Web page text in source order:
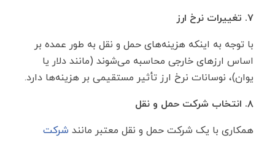
۷. تغییرات نرخ ارز
با توجه به اینکه هزینه‌های حمل ‌و نقل به ‌طور عمده بر
اساس ارزهای خارجی محاسبه می‌شوند (مانند دلار یا
یوان)، نوسانات نرخ ارز تأثیر مستقیمی بر هزینه‌ها دارد.
۸. انتخاب شرکت حمل ‌و نقل
همکاری با یک شرکت حمل ‌و نقل معتبر مانند شرکت